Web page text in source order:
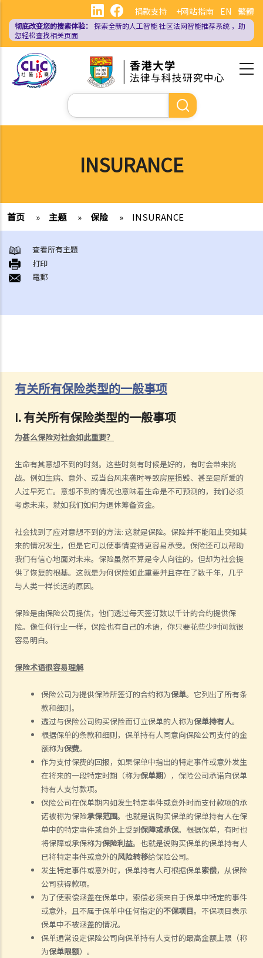
主
EN 繁體
捐款支持 +网站指南
彻底改变您的搜索体验： 探索全新的人工智能社区法网智能推荐系统 ，助
您轻松查找相关页面
搜
索
INSURANCE
首页 » 主题 » 保险 » INSURANCE
有关所有保险类型的一般事项
I. 有关所有保险类型的一般事项
为甚么保险对社会如此重要？
生命有其意想不到的时刻。这些时刻有时候是好的，有时会带来挑
战。例如生病、意外、或当台风来袭时导致房屋损毁、甚至是所爱的
人过早死亡。意想不到的情况也意味着生命是不可预测的，我们必须
考虑未来，就如我们如何为退休筹备资金。
社会找到了应对意想不到的方法: 这就是保险。保险并不能阻止突如其
来的情况发生，但是它可以使事情变得更容易承受。保险还可以帮助
我们有信心地面对未来。保险虽然不算是令人向往的，但却为社会提
供了恢复的根基。这就是为何保险如此重要并且存在了数千年，几乎
与人类一样长远的原因。
保险是由保险公司提供，他们透过每天签订数以千计的合约提供保
险。像任何行业一样，保险也有自己的术语，你只要花些少时间就很
容易明白。
保险术语很容易理解
保险公司为提供保险所签订的合约称为保单。它列出了所有条
款和细则。
透过与保险公司购买保险而订立保单的人称为保单持有人。
根据保单的条款和细则，保单持有人同意向保险公司支付的金
额称为保费。
作为支付保费的回报，如果保单中指出的特定事件或意外发生
在将来的一段特定时期（称为保单期），保险公司承诺向保单
持有人支付款项。
保险公司在保单期内如发生特定事件或意外时而支付款项的承
诺被称为保险承保范围。也就是说购买保单的保单持有人在保
单中的特定事件或意外上受到保障或承保。根据保单，有时也
将保障或承保称为保险利益。也就是说购买保单的保单持有人
已将特定事件或意外的风险转移给保险公司。
发生特定事件或意外时，保单持有人可根据保单索偿，从保险
公司获得款项。
为了使索偿涵盖在保单中，索偿必须来自于保单中特定的事件
或意外，且不属于保单中任何指定的不保项目。不保项目表示
保单中不被涵盖的情况。
保单通常设定保险公司向保单持有人支付的最高金额上限（称
为保单限额）。
查看所有主題
打印
電郵